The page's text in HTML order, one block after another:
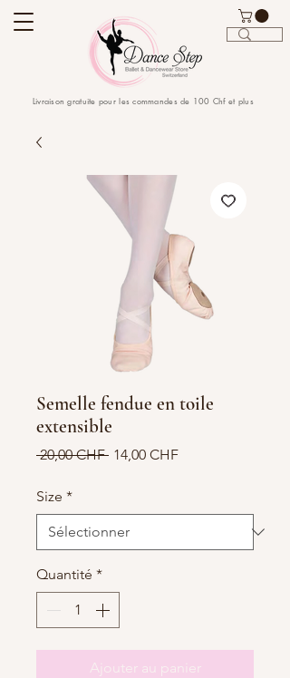
Livraison gratuite pour les commandes de 100 Chf et plus
Semelle fendue en toile
extensible
20,00 CHF Prix
14,00 CHFPrix
Size *
Quantité *
Ajouter au panier